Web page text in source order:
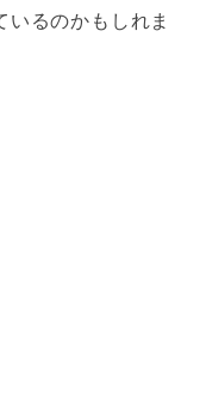
いるのかもしれま